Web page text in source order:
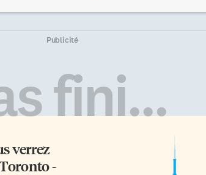
que ce
divines
dernière: l’importance des parents
francophones augmente
représentants des quatre conseils
scolaires publics francophones se
sont remémorés les bons souvenirs
de leur «jeunesse» tout en
faits depuis leur création. Tous les
Publicité
fini...
verrez
-